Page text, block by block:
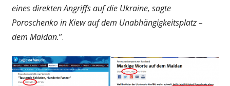
eines direkten Angriffs auf die Ukraine, sagte
Poroschenko in Kiew auf dem Unabhängigkeitsplatz –
dem Maidan.”.